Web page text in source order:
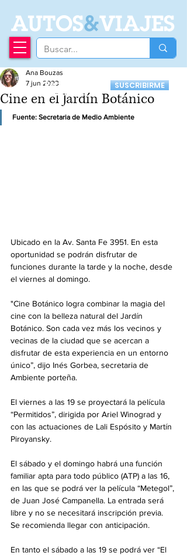
AUTOS&VIAJES
Recibí nuestro
Newsletter
SUSCRIBIRME
Cine en el Jardín Botánico
Ana Bouzas
7 jun 2023
Fuente: Secretaria de Medio Ambiente
Ubicado en la Av. Santa Fe 3951. En esta
oportunidad se podrán disfrutar de
funciones durante la tarde y la noche, desde
el viernes al domingo.
"Cine Botánico logra combinar la magia del
cine con la belleza natural del Jardín
Botánico. Son cada vez más los vecinos y
vecinas de la ciudad que se acercan a
disfrutar de esta experiencia en un entorno
único”, dijo Inés Gorbea, secretaria de
Ambiente porteña.
El viernes a las 19 se proyectará la película
“Permitidos”, dirigida por Ariel Winograd y
con las actuaciones de Lali Espósito y Martín
Piroyansky.
El sábado y el domingo habrá una función
familiar apta para todo público (ATP) a las 16,
en las que se podrá ver la película “Metegol”,
de Juan José Campanella. La entrada será
libre y no se necesitará inscripción previa.
Se recomienda llegar con anticipación.
En tanto el sábado a las 19 se podrá ver “El